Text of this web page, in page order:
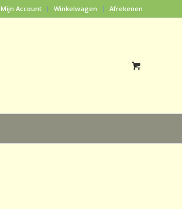
Mijn Account Winkelwagen Afrekenen